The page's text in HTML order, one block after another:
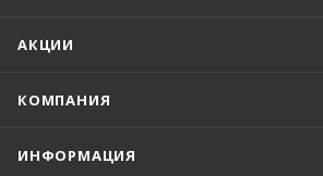
АКЦИИ
КОМПАНИЯ
ИНФОРМАЦИЯ